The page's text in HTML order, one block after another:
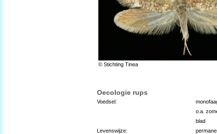
© Stichting Tinea
Oecologie rups
Voedsel:
o.a.
blad
Levenswijze: